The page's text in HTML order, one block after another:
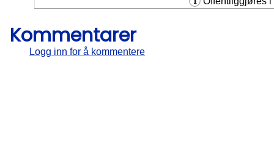
Kommentarer
Logg inn for å kommentere